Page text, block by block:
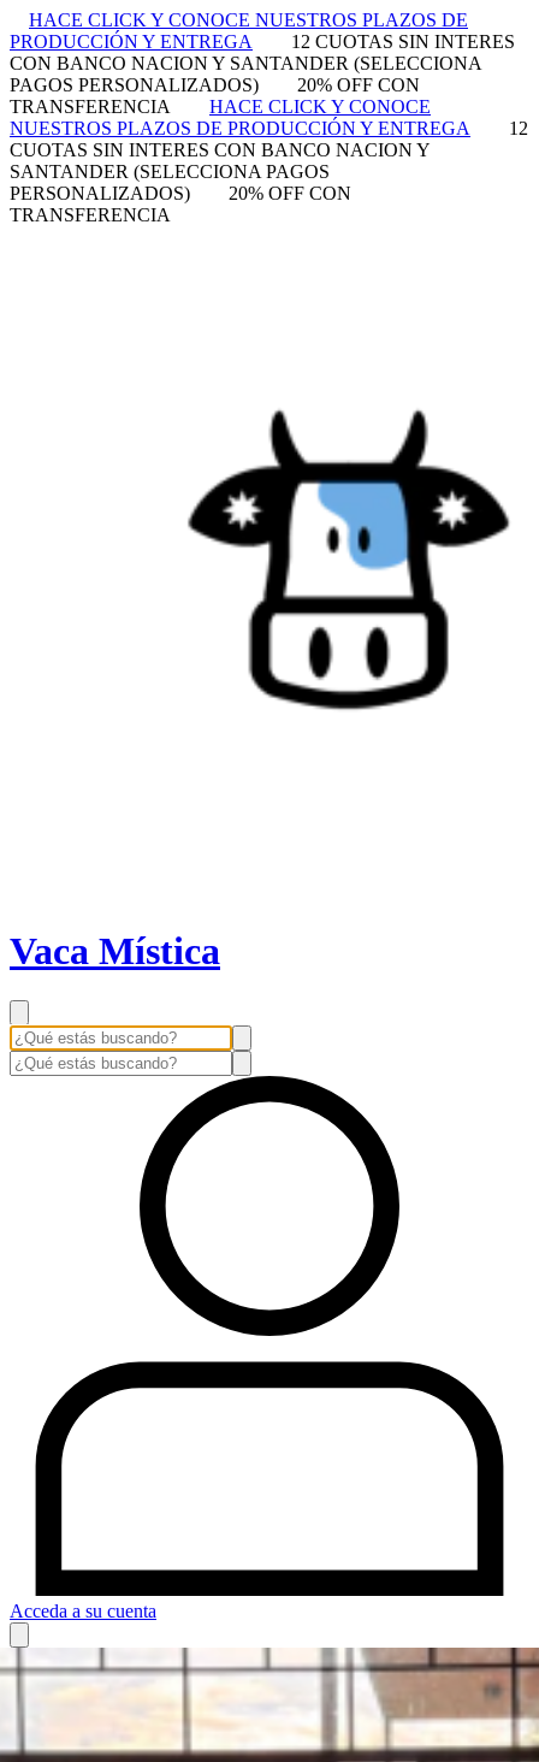
HACE CLICK Y CONOCE NUESTROS PLAZOS DE
PRODUCCIÓN Y ENTREGA
12 CUOTAS SIN INTERES
CON BANCO NACION Y SANTANDER (SELECCIONA
PAGOS PERSONALIZADOS)
20% OFF CON
TRANSFERENCIA
HACE CLICK Y CONOCE
NUESTROS PLAZOS DE PRODUCCIÓN Y ENTREGA
12
CUOTAS SIN INTERES CON BANCO NACION Y
SANTANDER (SELECCIONA PAGOS
PERSONALIZADOS)
20% OFF CON
TRANSFERENCIA
Vaca Mística
Acceda a su cuenta